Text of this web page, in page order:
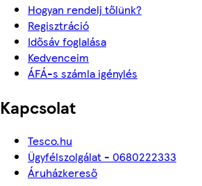
Hogyan rendelj tőlünk?
Regisztráció
Idősáv foglalása
Kedvenceim
ÁFÁ-s számla igénylés
Kapcsolat
Tesco.hu
Ügyfélszolgálat - 0680222333
Áruházkereső